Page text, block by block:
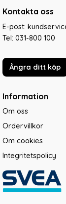
Kontakta oss
E-post:
Tel: 031-800 100
Ångra ditt köp
Information
Om oss
Ordervillkor
Om cookies
Integritetspolicy